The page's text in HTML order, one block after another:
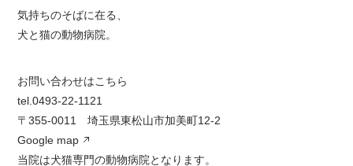
気持ちのそばに在る、
犬と猫の動物病院。
お問い合わせはこちら
tel.0493-22-1121
〒355-0011 埼玉県東松山市加美町12-2
Google map
当院は犬猫専門の動物病院となります。